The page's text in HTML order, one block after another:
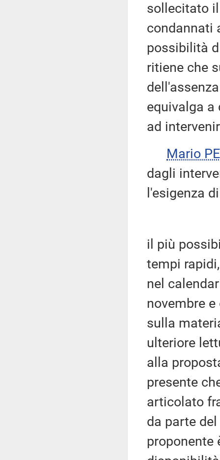
sollecitato
condannati
possibilità
ritiene che
equivalga
ad
Mario
dagli
l'esigenza
il più
tempi
nel
novembre
sulla
ulteriore
alla
presente
articolato
da parte
proponente